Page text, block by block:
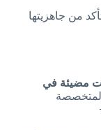
من جاهزيتها
مضيئة في